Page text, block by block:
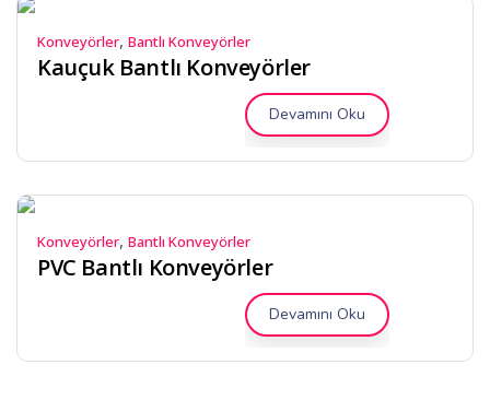
Konveyörler, Bantlı Konveyörler
Kauçuk Bantlı Konveyörler
Devamını Oku
Konveyörler, Bantlı Konveyörler
PVC Bantlı Konveyörler
Devamını Oku